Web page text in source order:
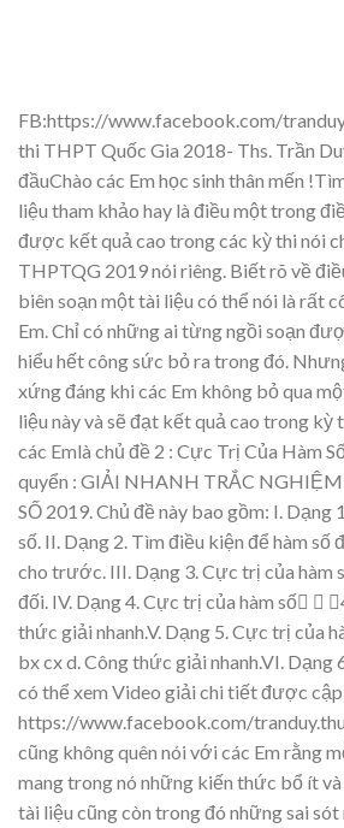
FB:https://www.facebook.com/
thi THPT Quốc Gia 2018- Ths. Trần
đầuChào các Em học sinh thân mến
liệu tham khảo hay là điều một trong điề
được kết quả cao trong các kỳthi nói
THPTQG 2019 nói riêng. Biếtrõ về điề
biên soạn một tài liệu có thể nói là rất
Em. Chỉcó những ai từng ngồi soạn đượ
hiểu hết côngsức bỏra trong đó
xứng đáng khi các Em không bỏqua mộ
liệu này và sẽ đạt kết quả cao trong kỳ
các Emlà chủ đề 2 : Cực Trị Của Hàm S
quyển : GIẢI NHANH TRẮC NGHIỆM
SỐ 2019. Chủ đề này bao gồm: I. Dạng
số II. Dạng 2. Tìm điều kiện để hàm số
cho trước. III. Dạng 3. Cực trị của hàm s
đối. IV. Dạng 4. Cực trị của hàm số 
thức giải nhanh.V. Dạng 5. Cực trị của
bxcxd. Công thức giải nhanh.VI. Dạng
có thể xem Video giải chi tiết được cậ
https://www.facebook.com/
cũng không quên nói với các Em rằng m
mang trong nó những kiến thức bổ ít
tài liệu cũng còn trong đó những sai sót